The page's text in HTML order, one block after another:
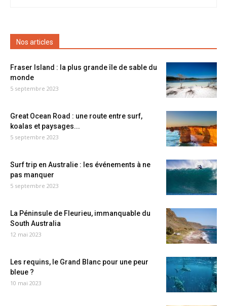
Nos articles
Fraser Island : la plus grande île de sable du
monde
5 septembre 2023
Great Ocean Road : une route entre surf,
koalas et paysages...
5 septembre 2023
Surf trip en Australie : les événements à ne
pas manquer
5 septembre 2023
La Péninsule de Fleurieu, immanquable du
South Australia
12 mai 2023
Les requins, le Grand Blanc pour une peur
bleue ?
10 mai 2023